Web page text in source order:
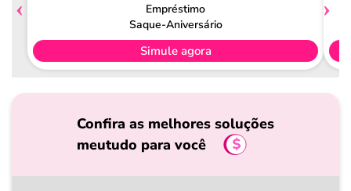
Empréstimo
Saque-Aniversário
Simule agora
Confira as melhores soluções
meutudo para você